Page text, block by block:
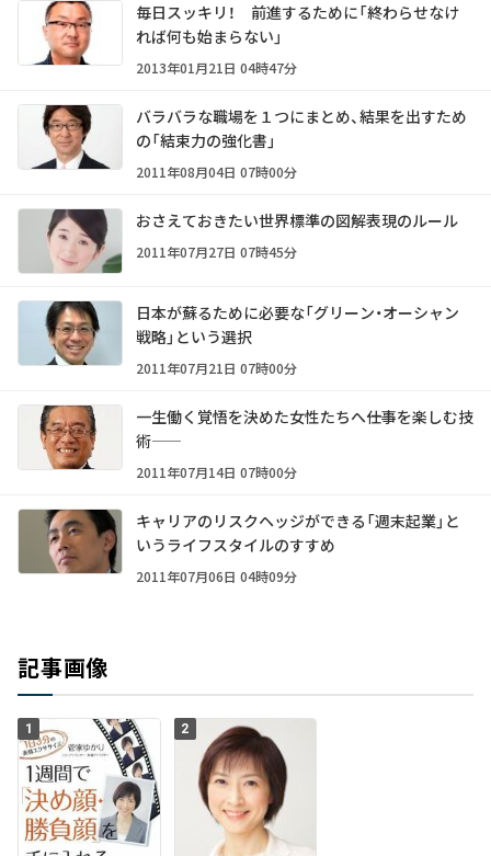
毎日スッキリ！ 前進するために「終わらせなけ
れば何も始まらない」
2013年01月21日 04時47分
バラバラな職場を１つにまとめ、結果を出すため
の「結束力の強化書」
2011年08月04日 07時00分
おさえておきたい世界標準の図解表現のルール
2011年07月27日 07時45分
日本が蘇るために必要な「グリーン・オーシャン
戦略」という選択
2011年07月21日 07時00分
一生働く覚悟を決めた女性たちへ――仕事を楽しむ技
術――
2011年07月14日 07時00分
キャリアのリスクヘッジができる「週末起業」と
いうライフスタイルのすすめ
2011年07月06日 04時09分
記事画像
1 2